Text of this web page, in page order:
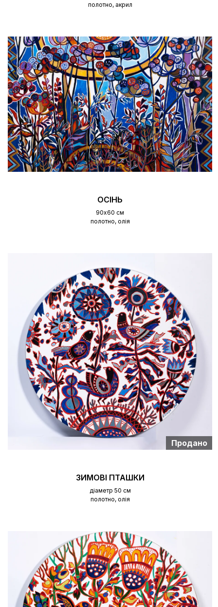
полотно, акрил
ОСІНЬ
90х60 см
полотно, олія
Продано
ЗИМОВІ ПТАШКИ
діаметр 50 см
полотно, олія